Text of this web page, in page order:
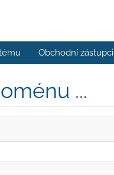
Obchodní zástupci
...